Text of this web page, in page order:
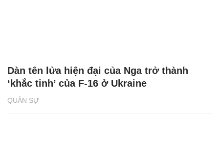
QUÂN SỰ
Dàn tên lửa hiện đại của Nga trở thành
‘khắc tinh’ của F-16 ở Ukraine